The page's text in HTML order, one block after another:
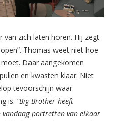
zich laten horen. Hij zegt
Thomas weet niet hoe
Daar aangekomen
en kwasten klaar. Niet
tevoorschijn waar
is. “Big Brother heeft
vandaag portretten van elkaar